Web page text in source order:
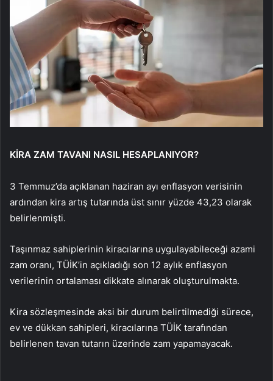
KİRA ZAM TAVANI NASIL HESAPLANIYOR?
3 Temmuz’da açıklanan haziran ayı enflasyon verisinin
ardından kira artış tutarında üst sınır yüzde 43,23 olarak
belirlenmişti.
Taşınmaz sahiplerinin kiracılarına uygulayabileceği azami
zam oranı, TÜİK’in açıkladığı son 12 aylık enflasyon
verilerinin ortalaması dikkate alınarak oluşturulmakta.
Kira sözleşmesinde aksi bir durum belirtilmediği sürece,
ev ve dükkan sahipleri, kiracılarına TÜİK tarafından
belirlenen tavan tutarın üzerinde zam yapamayacak.